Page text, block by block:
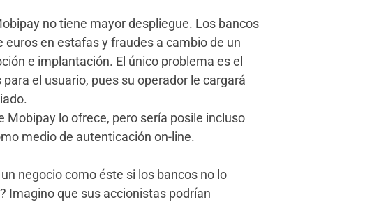
no tiene mayor despliegue. Los bancos
euros en estafas y fraudes a cambio de un
e implantación. El único problema es el
el usuario, pues su operador le cargará
Mobipay lo ofrece, pero sería posile incluso
medio de autenticación on-line.
negocio como éste si los bancos no lo
Imagino que sus accionistas podrían